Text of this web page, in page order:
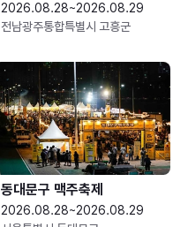
2026.08.28~2026.08.29
전남광주통합특별시 고흥군
동대문구 맥주축제
2026.08.28~2026.08.29